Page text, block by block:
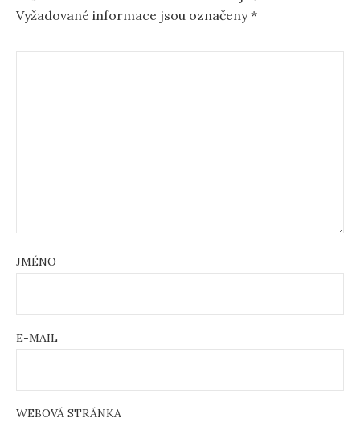
Vyžadované informace jsou označeny*
JMÉNO
E-MAIL
WEBOVÁ STRÁNKA